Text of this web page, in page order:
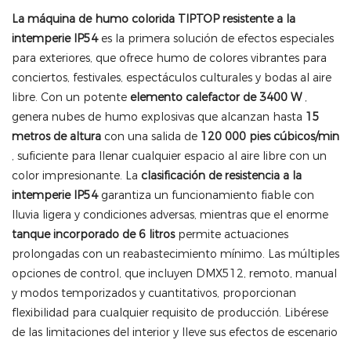
La máquina de humo colorida TIPTOP resistente a la
intemperie IP54es la primera solución de efectos especiales
para exteriores, que ofrece humo de colores vibrantes para
conciertos, festivales, espectáculos culturales y bodas al aire
libre. Con un potente elemento calefactor de 3400 W,
genera nubes de humo explosivas que alcanzan hasta 15
metros de altura con una salida de 120 000 pies cúbicos/min
, suficiente para llenar cualquier espacio al aire libre con un
color impresionante. La clasificación de resistencia a la
intemperie IP54garantiza un funcionamiento fiable con
lluvia ligera y condiciones adversas, mientras que el enorme
tanque incorporado de 6 litrospermite actuaciones
prolongadas con un reabastecimiento mínimo. Las múltiples
opciones de control, que incluyen DMX512, remoto, manual
y modos temporizados y cuantitativos, proporcionan
flexibilidad para cualquier requisito de producción. Libérese
de las limitaciones del interior y lleve sus efectos de escenario